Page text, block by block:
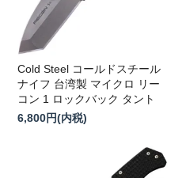
Cold Steel コールドスチール
ナイフ 台湾製 マイクロ リー
コン 1 ロックバック タント
6,800円(内税)